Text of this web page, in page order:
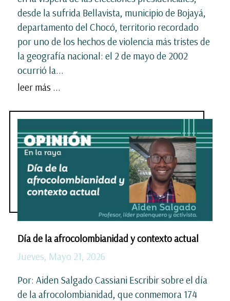
desde la sufrida Bellavista, municipio de Bojayá,
departamento del Chocó, territorio recordado
por uno de los hechos de violencia más tristes de
la geografía nacional: el 2 de mayo de 2002
ocurrió la...
leer más ...
Día de la afrocolombianidad y contexto actual
Jueves, Mayo 21, 2026
Por: Aiden Salgado Cassiani Escribir sobre el día
de la afrocolombianidad, que conmemora 174